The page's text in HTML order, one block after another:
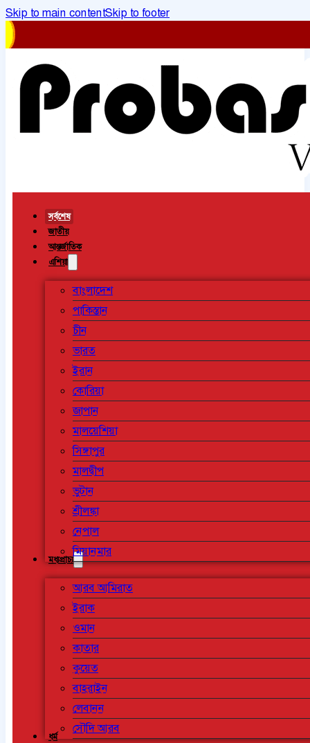
Skip to main contentSkip to footer
সর্বশেষ
জাতীয়
আন্তর্জাতিক
এশিয়া
বাংলাদেশ
পাকিস্তান
চীন
ভারত
ইরান
কোরিয়া
জাপান
মালয়েশিয়া
সিঙ্গাপুর
মালদ্বীপ
ভুটান
শ্রীলঙ্কা
নেপাল
মিয়ানমার
মধ্যপ্রাচ্য
আরব আমিরাত
ইরাক
ওমান
কাতার
কুয়েত
বাহরাইন
লেবানন
সৌদি আরব
ধর্ম